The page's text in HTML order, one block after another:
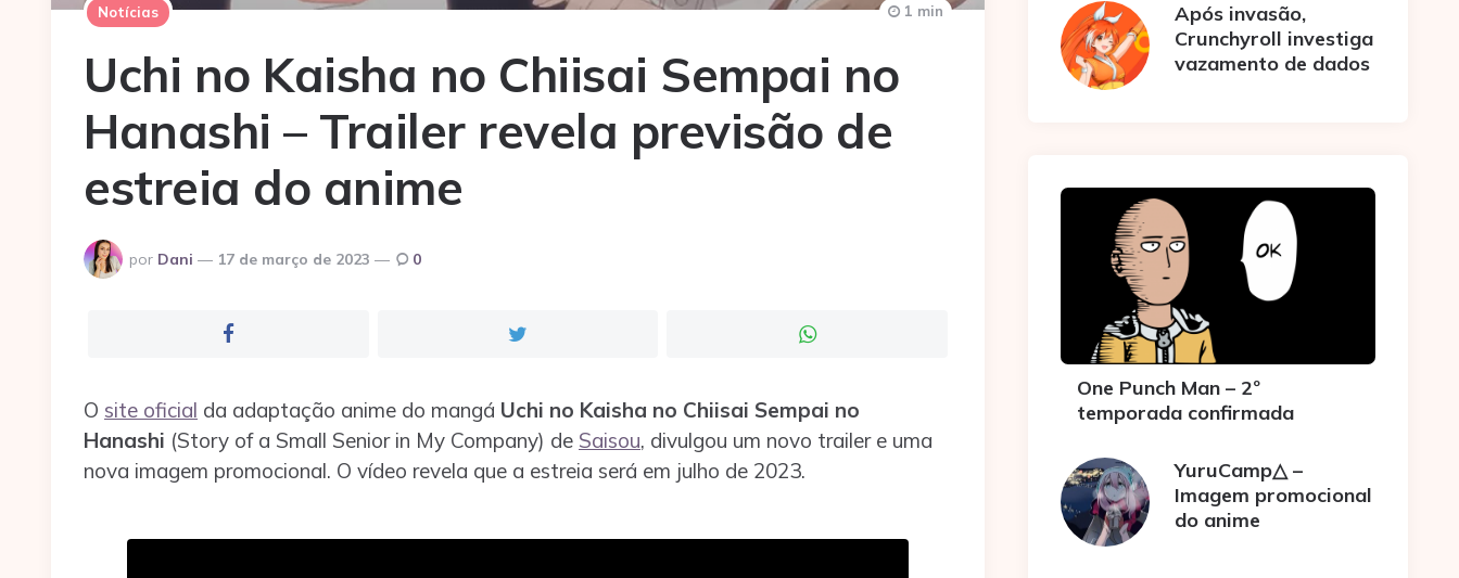
Notícias
Uchi no Kaisha no Chiisai Sempai no
Hanashi – Trailer revela previsão de
estreia do anime
Postado
por
por Dani 17 de março de 2023 0
1 min
O site oficial da adaptação anime do mangá Uchi no Kaisha no Chiisai Sempai no
Hanashi (Story of a Small Senior in My Company) de Saisou, divulgou um novo trailer e uma
nova imagem promocional. O vídeo revela que a estreia será em julho de 2023.
Após invasão,
Crunchyroll investiga
vazamento de dados
One Punch Man – 2º
temporada confirmada
YuruCamp△ –
Imagem promocional
do anime